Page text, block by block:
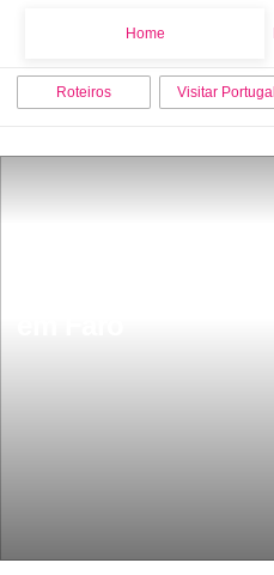
Home
Roteiros Visitar Portugal